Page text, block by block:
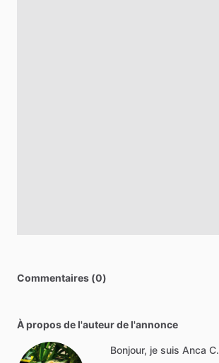
Commentaires (0)
À propos de l'auteur de l'annonce
Bonjour, je suis Anca C.